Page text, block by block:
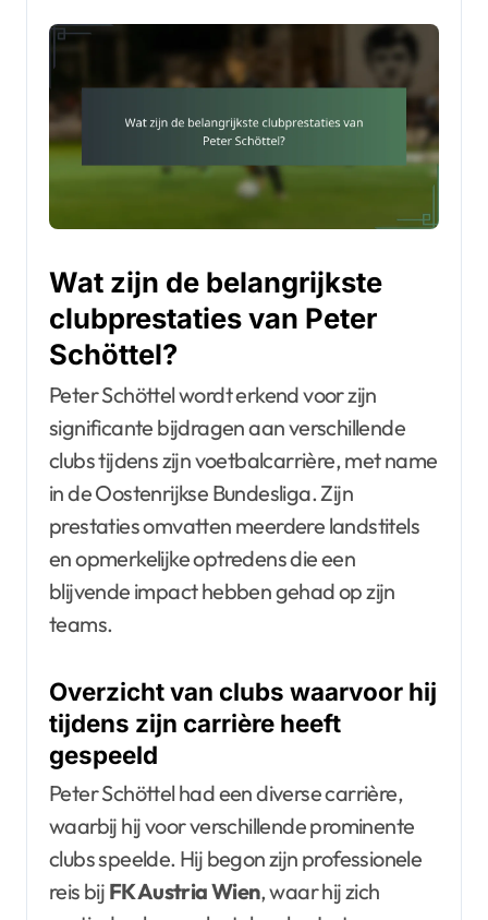
Wat zijn de belangrijkste
clubprestaties van Peter
Schöttel?
Peter Schöttel wordt erkend voor zijn
significante bijdragen aan verschillende
clubs tijdens zijn voetbalcarrière, met name
in de Oostenrijkse Bundesliga. Zijn
prestaties omvatten meerdere landstitels
en opmerkelijke optredens die een
blijvende impact hebben gehad op zijn
teams.
Overzicht van clubs waarvoor hij
tijdens zijn carrière heeft
gespeeld
Peter Schöttel had een diverse carrière,
waarbij hij voor verschillende prominente
clubs speelde. Hij begon zijn professionele
reis bij FK Austria Wien, waar hij zich